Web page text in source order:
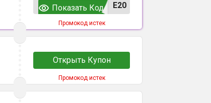
E20
Показать Код
Промокод истек
Открыть Купон
Промокод истек